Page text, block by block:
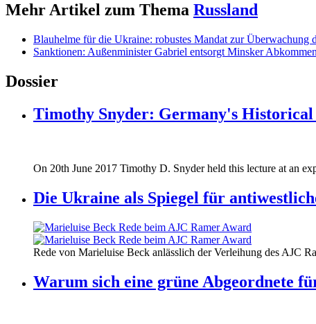
Mehr Artikel zum Thema Russland
Blauhelme für die Ukraine: robustes Mandat zur Überwachung
Sanktionen: Außenminister Gabriel entsorgt Minsker Abkommen
Dossier
Timothy Snyder: Germany's
170620_fg_ukraine_timothy_snyder.jpg
170620_fg_ukraine_timothy_snyder.jpg
On 20th June 2017 Timothy D. Snyder held this lecture at an
Die Ukraine als Spiegel für
160412_ramer_award.jpg
160412_ramer_award.jpg
Rede von Marieluise Beck anlässlich der Verleihung des AJC
Warum sich eine grüne Abgeordnete